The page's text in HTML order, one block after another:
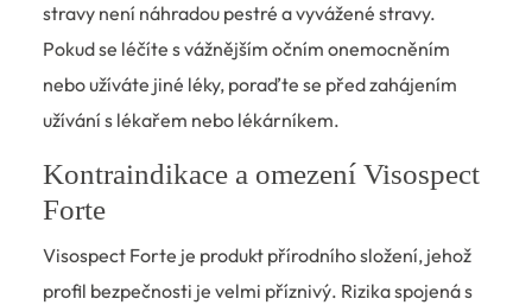
stravy není náhradou pestré a vyvážené stravy.
Pokud se léčíte s vážnějším očním onemocněním
nebo užíváte jiné léky, poraďte se před zahájením
užívání s lékařem nebo lékárníkem.
Kontraindikace a omezení Visospect
Forte
Visospect Forte je produkt přírodního složení, jehož
profil bezpečnosti je velmi příznivý. Rizika spojená s